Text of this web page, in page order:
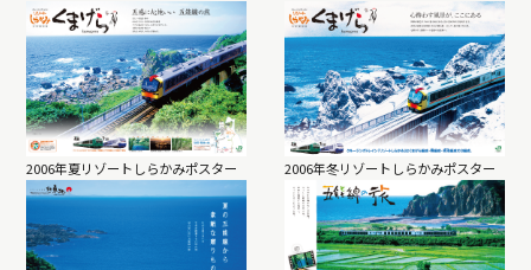
2006年夏リゾートしらかみポスター 2006年冬リゾートしらかみポスター